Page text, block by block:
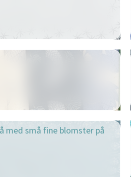
med små fine blomster på